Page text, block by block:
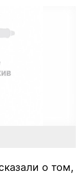
о том,